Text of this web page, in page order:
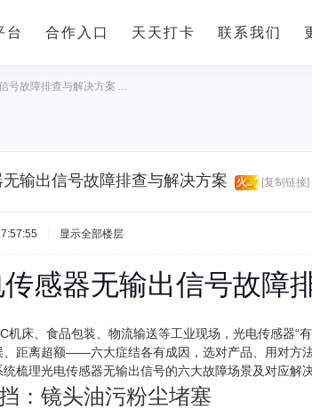
台 合作入口 天天打卡 联系我们
号故障排查与解决方案 ...
输出信号故障排查与解决方案 火.. [复制链接]
显示全部楼层
感器无输出信号故障
机床、食品包装、物流输送等工业现场，光电传感器“
、距离超额——六大症结各有成因，选对产品、用对方
梳理光电传感器无输出信号的六大故障场景及对应解
：镜头油污粉尘堵塞